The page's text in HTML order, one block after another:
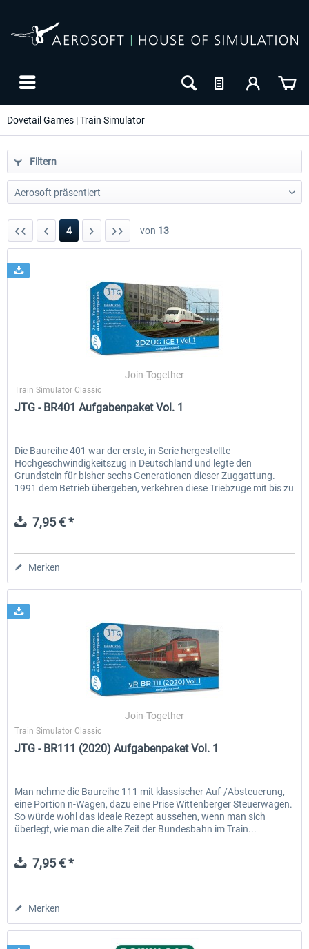
Dovetail Games | Train Simulator
Filtern
4 von 13
Join-Together
Train Simulator Classic
JTG - BR401 Aufgabenpaket Vol. 1
Die Baureihe 401 war der erste, in Serie hergestellte
Hochgeschwindigkeitszug in Deutschland und legte den
Grundstein für bisher sechs Generationen dieser Zuggattung.
1991 dem Betrieb übergeben, verkehren diese Triebzüge mit bis zu
7,95 € *
Merken
Join-Together
Train Simulator Classic
JTG - BR111 (2020) Aufgabenpaket Vol. 1
Man nehme die Baureihe 111 mit klassischer Auf-/Absteuerung,
eine Portion n-Wagen, dazu eine Prise Wittenberger Steuerwagen.
So würde wohl das ideale Rezept aussehen, wenn man sich
überlegt, wie man die alte Zeit der Bundesbahn im Train...
7,95 € *
Merken